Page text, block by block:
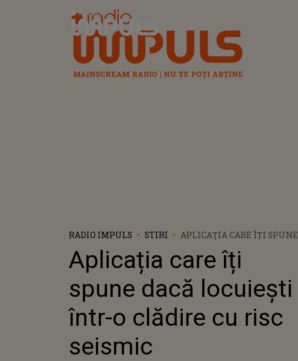
Radio Impuls
RADIO IMPULS STIRI
APLICAȚIA CARE ÎȚI SPUNE
CLĂDIRE CU RISC SEISMIC
Aplicația care îți
spune dacă locuiești
într-o clădire cu risc
seismic